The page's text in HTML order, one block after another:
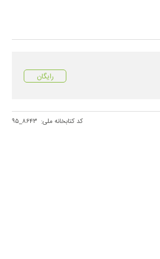
رایگان
کد کتابخانه ملی: ۸۶۴۳_۹۵